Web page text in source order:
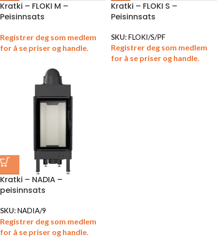
Kratki – FLOKI M –
Peisinnsats
Registrer deg som medlem
for å se priser og handle.
Kratki – FLOKI S –
Peisinnsats
SKU: FLOKI/S/PF
Registrer deg som medlem
for å se priser og handle.
Kratki – NADIA –
peisinnsats
SKU: NADIA/9
Registrer deg som medlem
for å se priser og handle.